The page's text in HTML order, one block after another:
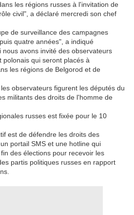
les régions russes à l'invitation de
civil", a déclaré mercredi son chef
de surveillance des campagnes
quatre années", a indiqué
nous avons invité des observateurs
polonais qui seront placés à
les régions de Belgorod et de
observateurs figurent les députés du
militants des droits de l'homme de
russes est fixée pour le 10
est de défendre les droits des
portail SMS et une hotline qui
des élections pour recevoir les
partis politiques russes en rapport